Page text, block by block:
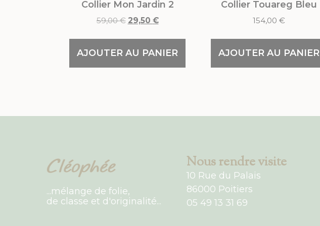
Collier Mon Jardin 2
59,00€ 29,50 €
AJOUTER AU PANIER
Collier Touareg Bleu
154,00 €
AJOUTER AU PANIER
...mélange de folie,
de classe et d'originalité...
Nous rendre visite
10 Rue du Palais
86000 Poitiers
05 49 13 31 69